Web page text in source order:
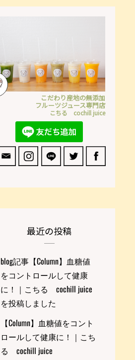
こだわり産地の無添加
フルーツジュース専門店
こちる cochill juice
最近の投稿
blog記事【Column】血糖値
をコントロールして健康
に！｜こちる cochill juice
を投稿しました
【Column】血糖値をコント
ロールして健康に！｜こち
る cochill juice